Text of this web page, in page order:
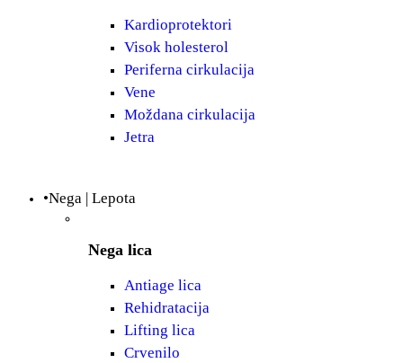
Kardioprotektori
Visok holesterol
Periferna cirkulacija
Vene
Moždana cirkulacija
Jetra
•Nega | Lepota
Nega lica
Antiage lica
Rehidratacija
Lifting lica
Crvenilo